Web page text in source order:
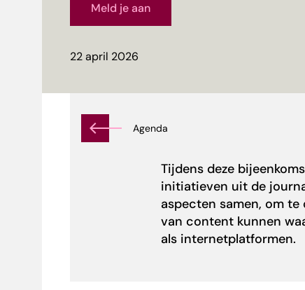
Meld je aan
22 april 2026
Agenda
Tijdens deze
initiatieven uit de
aspecten samen, om
van content kunnen
als internetplatformen.